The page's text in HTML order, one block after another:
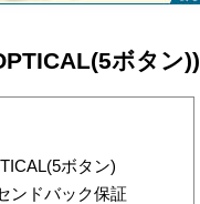
ボタン))
ボタン)
ンドバック保証